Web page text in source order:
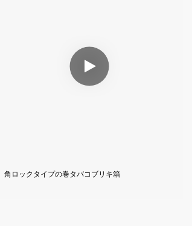
角ロックタイプの巻タバコブリキ箱